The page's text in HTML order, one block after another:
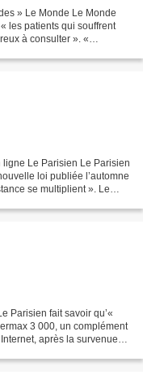
» Le Monde Le Monde
les patients qui souffrent
à consulter ». «
Le Parisien Le Parisien
loi publiée l’automne
se multiplient ». Le
Parisien fait savoir qu’«
3 000, un complément
après la survenue